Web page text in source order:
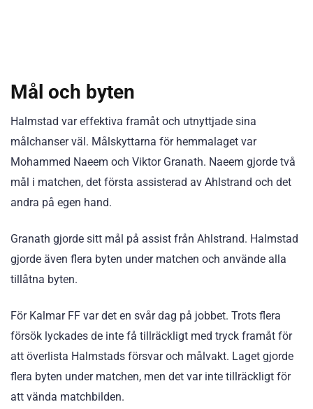
Mål och byten
Halmstad var effektiva framåt och utnyttjade sina
målchanser väl. Målskyttarna för hemmalaget var
Mohammed Naeem och Viktor Granath. Naeem gjorde två
mål i matchen, det första assisterad av Ahlstrand och det
andra på egen hand.
Granath gjorde sitt mål på assist från Ahlstrand. Halmstad
gjorde även flera byten under matchen och använde alla
tillåtna byten.
För Kalmar FF var det en svår dag på jobbet. Trots flera
försök lyckades de inte få tillräckligt med tryck framåt för
att överlista Halmstads försvar och målvakt. Laget gjorde
flera byten under matchen, men det var inte tillräckligt för
att vända matchbilden.